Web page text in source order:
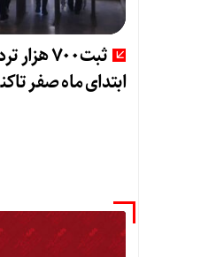
ثبت۷۰۰
ابتدای ماه صفر